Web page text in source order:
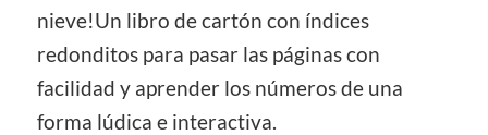
nieve!Un libro de cartón con índices
redonditos para pasar las páginas con
facilidad y aprender los números de una
forma lúdica e interactiva.